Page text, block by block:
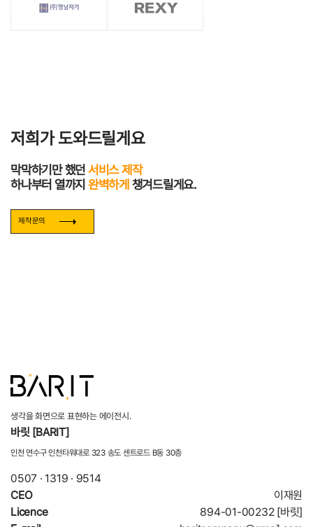
저희가 도와드릴게요
막막하기만 했던서비스 제작
하나부터 열까지 완벽하게 챙겨드릴게요.
제작문의
생각을 화면으로 표현하는 에이전시.
바릿 [BARIT]
인천 연수구 인천타워대로 323 송도 센트로드 B동 30층
0507 · 1319 · 9514
CEO
이재원
Licence
894-01-00232 [바릿]